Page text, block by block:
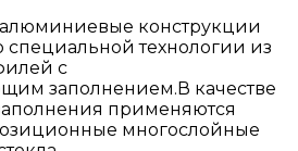
конструкции
специальной технологии из
с
заполнением.В качестве
применяются
многослойные